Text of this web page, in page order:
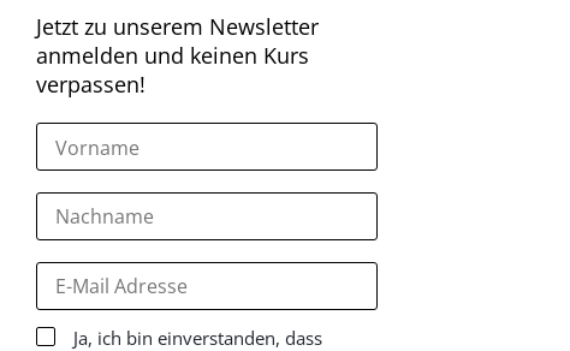
Jetzt zu unserem Newsletter
anmelden und keinen Kurs
verpassen!
Ja, ich bin einverstanden, dass